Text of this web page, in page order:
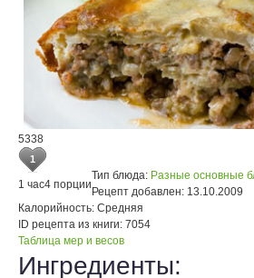
5338
1
1 час4 порции
Тип блюда: Разные основные
Рецепт добавлен: 13.10.2009
Калорийность: Средняя
ID рецепта из книги: 7054
Таблица мер и весов
Ингредиенты: